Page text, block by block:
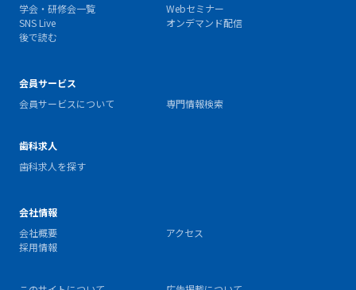
学会・研修会一覧
Webセミナー
SNS Live
オンデマンド配信
後で読む
会員サービス
会員サービスについて
専門情報検索
歯科求人
歯科求人を探す
会社情報
会社概要
アクセス
採用情報